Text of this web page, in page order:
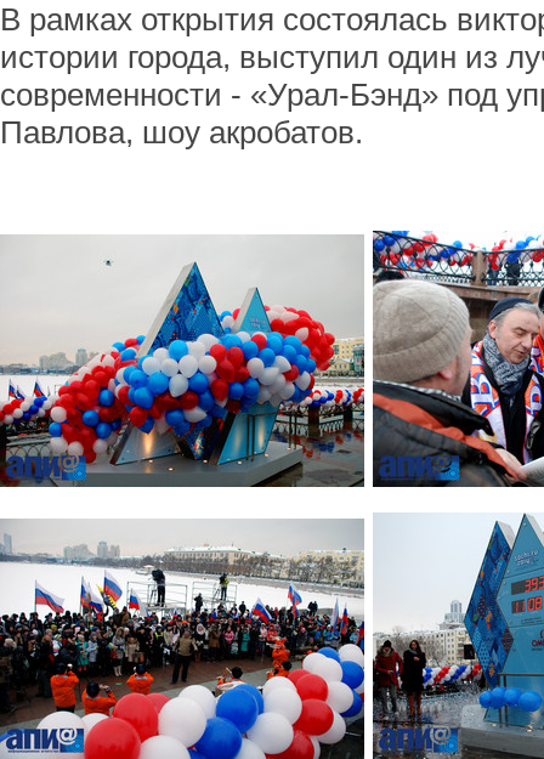
В рамках открытия состоялась
истории города, выступил один из
современности - «Урал-Бэнд» под
Павлова, шоу акробатов.